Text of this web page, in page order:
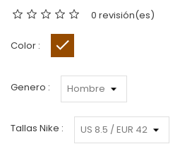
0 revisión(es)
Color :
Genero :
Tallas Nike :